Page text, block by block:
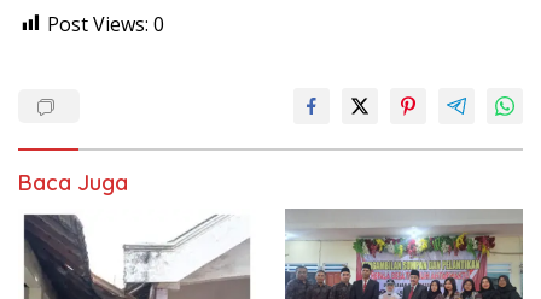
Post Views: 0
Baca Juga